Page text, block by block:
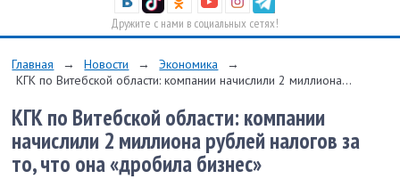
Дружите с нами в социальных сетях!
Главная → Новости → Экономика
→
КГК по Витебской области: компании начислили 2 миллиона...
КГК по Витебской области: компании
начислили 2 миллиона рублей налогов за
то, что она «дробила бизнес»